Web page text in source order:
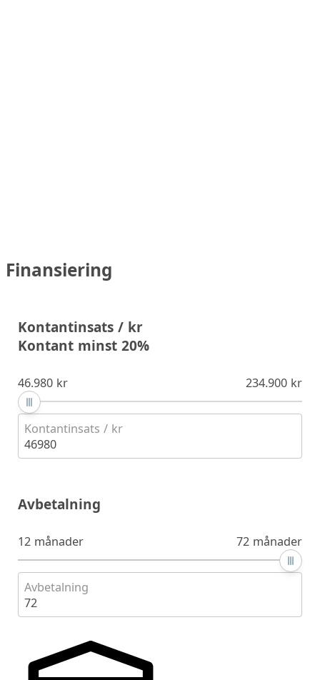
Finansiering
Kontantinsats / kr
Kontant minst 20%
46.980 kr 234.900 kr
Kontantinsats / kr
46980
Avbetalning
12 månader 72 månader
Avbetalning
72